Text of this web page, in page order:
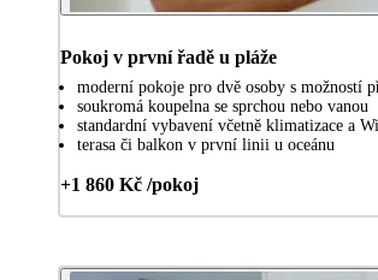
Pokoj v první řadě u pláže
moderní pokoje pro dvě osoby s možností
soukromá koupelna se sprchou nebo vanou
standardní vybavení včetně klimatizace a
terasa či balkon v první linii u oceánu
+1 860 Kč /pokoj